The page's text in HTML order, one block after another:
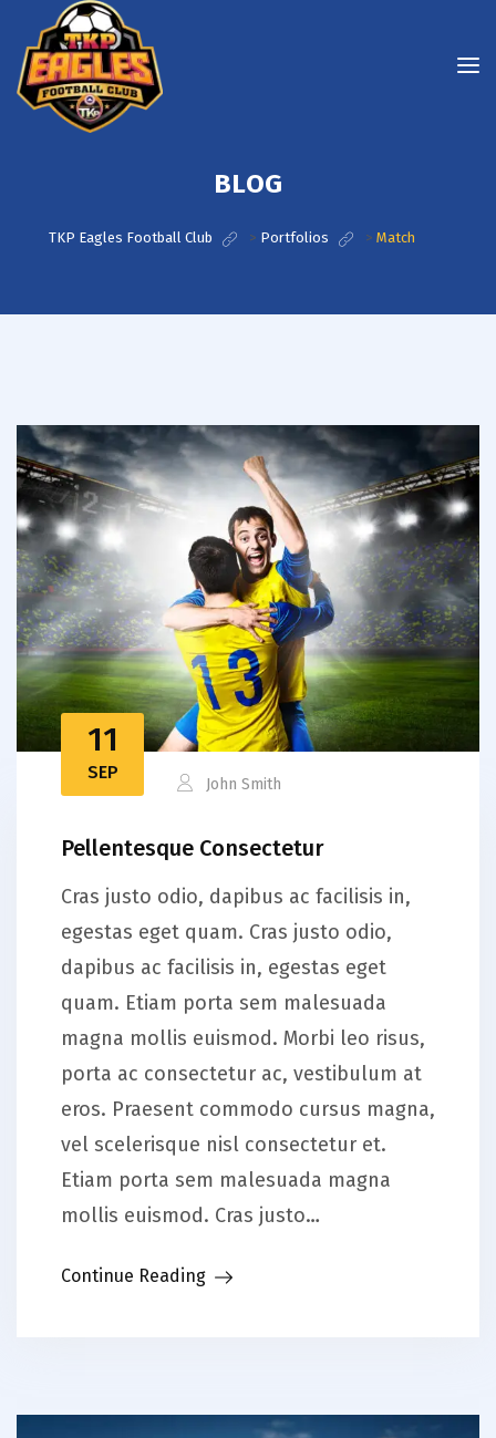
BLOG
TKP Eagles Football Club > Portfolios > Match
11
SEP
John Smith
Pellentesque Consectetur
Cras justo odio, dapibus ac facilisis in,
egestas eget quam. Cras justo odio,
dapibus ac facilisis in, egestas eget
quam. Etiam porta sem malesuada
magna mollis euismod. Morbi leo risus,
porta ac consectetur ac, vestibulum at
eros. Praesent commodo cursus magna,
vel scelerisque nisl consectetur et.
Etiam porta sem malesuada magna
mollis euismod. Cras justo…
Continue Reading